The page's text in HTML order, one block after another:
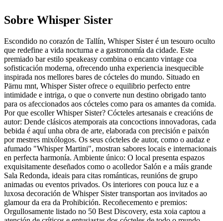
Sobre Whisper Sister
Escondido no corazón de Tallín, Whisper Sister é un tesouro oculto
que redefine a vida nocturna e a gastronomía da cidade. Este
premiado bar estilo speakeasy combina o encanto vintage coa
sofisticación moderna, ofrecendo unha experiencia inesquecible
inspirada nos mellores bares de cócteles do mundo. Situado en
Pärnu mnt, Whisper Sister ofrece o equilibrio perfecto entre
intimidade e intriga, o que o converte nun destino obrigado tanto
para os afeccionados aos cócteles como para os amantes da comida.
Por que escoller Whisper Sister? Cócteles artesanais e creacións de
autor: Dende clásicos atemporais ata concoctions innovadoras, cada
bebida é aquí unha obra de arte, elaborada con precisión e paixón
por mestres mixólogos. Os seus cócteles de autor, como o audaz e
afumado "Whisper Martini", mostran sabores locais e internacionais
en perfecta harmonía. Ambiente único: O local presenta espazos
exquisitamente deseñados como o acolledor Salón e a máis grande
Sala Redonda, ideais para citas románticas, reunións de grupo
animadas ou eventos privados. Os interiores con pouca luz e a
luxosa decoración de Whisper Sister transportan aos invitados ao
glamour da era da Prohibición. Recoñecemento e premios:
Orgullosamente listado no 50 Best Discovery, esta xoia captou a